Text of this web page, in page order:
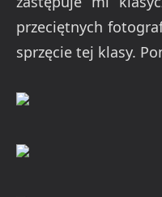
przeciętnych
sprzęcie tej klasy.